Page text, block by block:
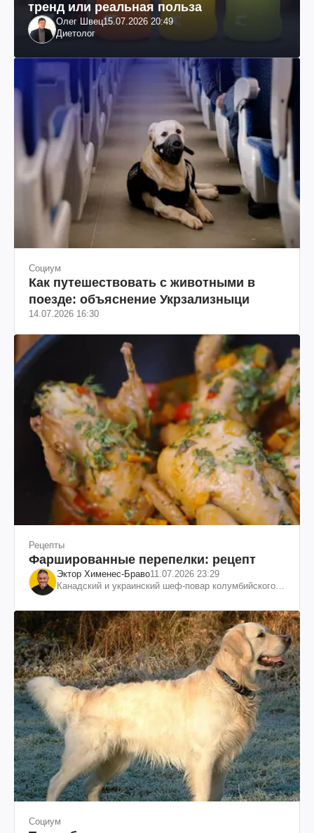
тренд или реальная польза
Олег Швец15.07.2026 20:49
Диетолог
Социум
Как путешествовать с животными в
поезде: объяснение Укрзализныци
14.07.2026 16:30
Рецепты
Фаршированные перепелки: рецепт
Эктор Хименес-Браво11.07.2026 23:29
Канадский и украинский шеф-повар колумбийского
Социум